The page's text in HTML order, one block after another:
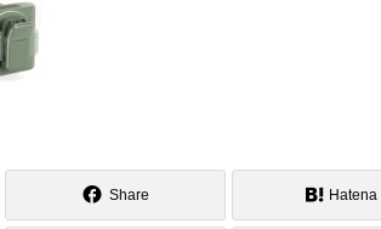
Share Hatena